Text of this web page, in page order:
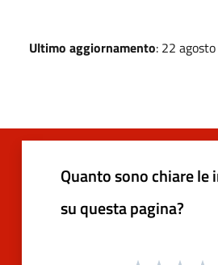
Ultimo aggiornamento: 22
Quanto sono chiare
su questa pagina?